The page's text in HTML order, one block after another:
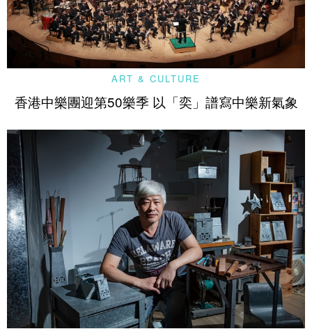
ART & CULTURE
香港中樂團迎第50樂季 以「奕」譜寫中樂新氣象